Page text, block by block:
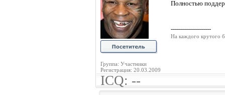
Группа: Участники
Регистрация: 20.03.2009
Полностью
--------------------
На каждого крутого
ICQ: --